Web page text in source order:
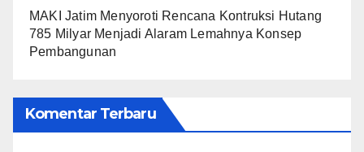
MAKI Jatim Menyoroti Rencana Kontruksi Hutang
785 Milyar Menjadi Alaram Lemahnya Konsep
Pembangunan
Komentar Terbaru